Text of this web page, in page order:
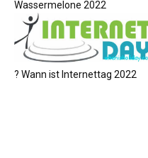
Wassermelone 2022
? Wann ist Internettag 2022